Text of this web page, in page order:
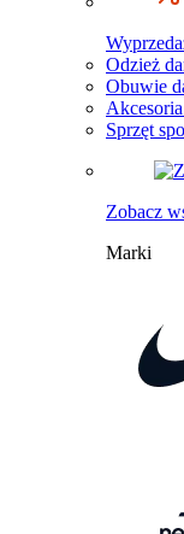
Odzież
Obuwie
Sprzęt
Zobacz
Marki